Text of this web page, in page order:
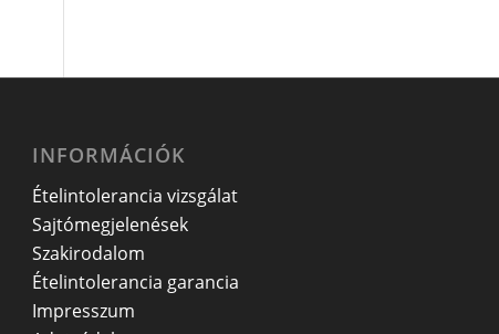
INFORMÁCIÓK
Ételintolerancia vizsgálat
Sajtómegjelenések
Szakirodalom
Ételintolerancia garancia
Impresszum